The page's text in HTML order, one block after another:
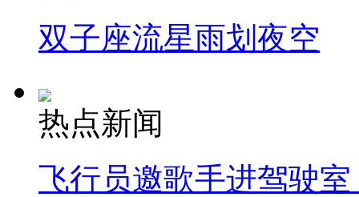
双子座流星雨划夜空
热点新闻
飞行员邀歌手进驾驶